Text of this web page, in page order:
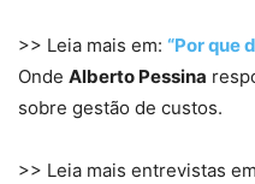
>> Leia mais em: “Por que
Onde Alberto Pessina
sobre gestão de custos.
>> Leia mais entrevistas